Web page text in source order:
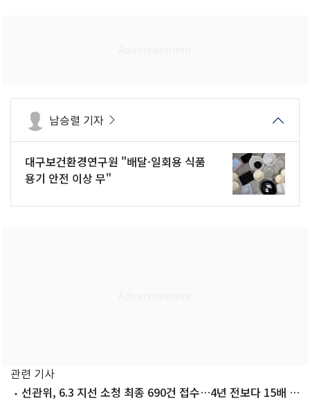
남승렬 기자
대구보건환경연구원 "배달·일회용 식품
용기 안전 이상 무"
관련 기사
선관위, 6.3 지선 소청 최종 690건 접수…4년 전보다 15배 폭